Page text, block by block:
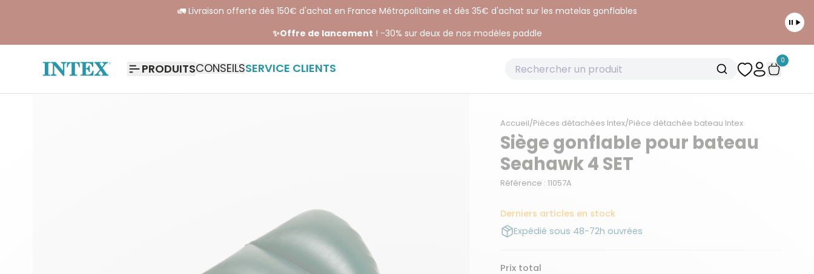
🚛 Livraison offerte dès 150€ d'achat en France Métropolitaine et dès 35€ d'achat sur les matelas gonflables
✨Offre de lancement ! -30% sur deux de nos modèles paddle
PRODUITSCONSEILSSERVICE CLIENTS
0
Accueil/Pièces détachées Intex/Pièce détachée bateau Intex
Siège gonflable pour bateau
Seahawk 4 SET
Référence : 11057A
Derniers articles en stock
Expédié sous 48-72h ouvrées
Prix total